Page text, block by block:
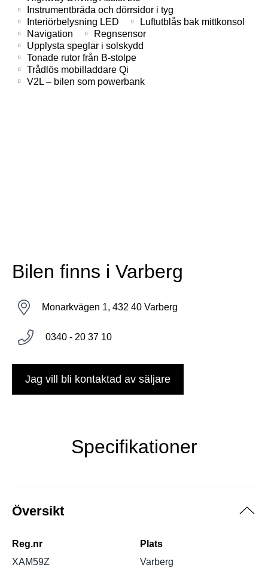
Instrumentbräda och dörrsidor i tyg
Interiörbelysning LED
Luftutblås bak mittkonsol
Navigation
Regnsensor
Upplysta speglar i solskydd
Tonade rutor från B-stolpe
Trådlös mobilladdare Qi
V2L – bilen som powerbank
Bilen finns i Varberg
Monarkvägen 1, 432 40 Varberg
0340 - 20 37 10
Jag vill bli kontaktad av säljare
Specifikationer
Översikt
Reg.nr
XAM59Z
Plats
Varberg